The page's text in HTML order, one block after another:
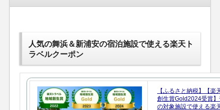
人気の舞浜＆新浦安の宿泊施設で使える楽天ト
ラベルクーポン
【ふるさと納税】【楽
創生賞Gold2024受賞
の対象施設で使える楽